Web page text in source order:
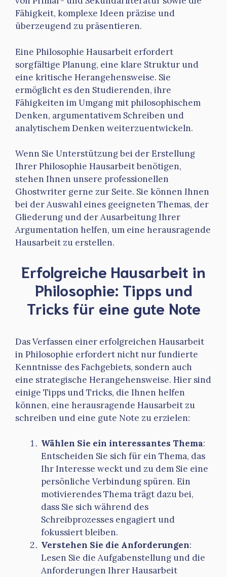
Fähigkeit, komplexe Ideen präzise und
überzeugend zu präsentieren.
Eine Philosophie Hausarbeit erfordert
sorgfältige Planung, eine klare Struktur und
eine kritische Herangehensweise. Sie
ermöglicht es den Studierenden, ihre
Fähigkeiten im Umgang mit philosophischem
Denken, argumentativem Schreiben und
analytischem Denken weiterzuentwickeln.
Wenn Sie Unterstützung bei der Erstellung
Ihrer Philosophie Hausarbeit benötigen,
stehen Ihnen unsere professionellen
Ghostwriter gerne zur Seite. Sie können Ihnen
bei der Auswahl eines geeigneten Themas, der
Gliederung und der Ausarbeitung Ihrer
Argumentation helfen, um eine herausragende
Hausarbeit zu erstellen.
Erfolgreiche Hausarbeit in
Philosophie: Tipps und
Tricks für eine gute Note
Das Verfassen einer erfolgreichen Hausarbeit
in Philosophie erfordert nicht nur fundierte
Kenntnisse des Fachgebiets, sondern auch
eine strategische Herangehensweise. Hier sind
einige Tipps und Tricks, die Ihnen helfen
können, eine herausragende Hausarbeit zu
schreiben und eine gute Note zu erzielen:
Wählen Sie ein interessantes Thema:
Entscheiden Sie sich für ein Thema, das
Ihr Interesse weckt und zu dem Sie eine
persönliche Verbindung spüren. Ein
motivierendes Thema trägt dazu bei,
dass Sie sich während des
Schreibprozesses engagiert und
fokussiert bleiben.
Verstehen Sie die Anforderungen:
Lesen Sie die Aufgabenstellung und die
Anforderungen Ihrer Hausarbeit